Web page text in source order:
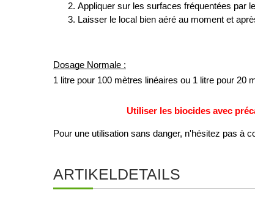
Appliquer sur les surfaces fréquentées par
Laisser le local bien aéré au moment et
Dosage Normale :
1 litre pour 100 mètres linéaires ou 1 litre pour 20
Utiliser les biocides avec
Pour une utilisation sans danger, n'hésitez pas à
ARTIKELDETAILS